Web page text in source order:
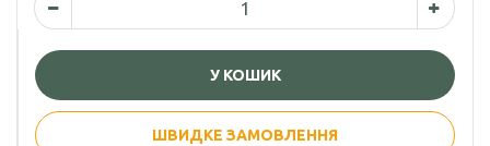
Чорного кмину
У КОШИК
ШВИДКЕ ЗАМОВЛЕННЯ